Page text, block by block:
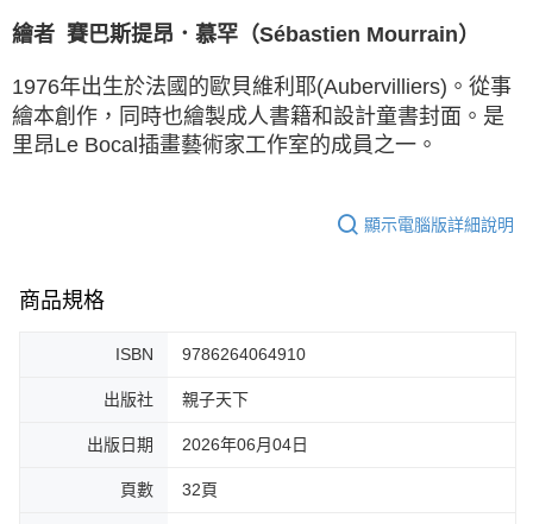
繪者 賽巴斯提昂．慕罕（Sébastien Mourrain）
1976年出生於法國的歐貝維利耶(Aubervilliers)。從事
繪本創作，同時也繪製成人書籍和設計童書封面。是
里昂Le Bocal插畫藝術家工作室的成員之一。
顯示電腦版詳細說明
商品規格
ISBN 9786264064910
出版社 親子天下
出版日期 2026年06月04日
頁數 32頁